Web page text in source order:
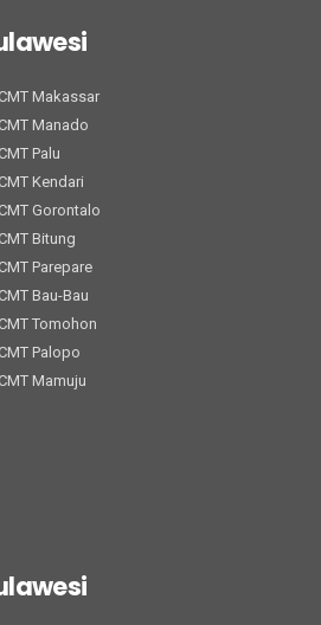
Makassar
Manado
Palu
Kendari
Gorontalo
Bitung
Parepare
Bau-Bau
Tomohon
Palopo
Mamuju